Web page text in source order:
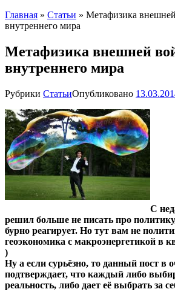
Главная » Статьи » Метафизика
внутреннего мира
Метафизика внешней
внутреннего мира
Рубрики СтатьиОпубликовано
С
решил больше не писать про
бурно реагирует. Но тут вам не
геоэкономика с макроэнергетикой в
)
Ну а если сурьёзно, то данный пост в
подтверждает, что каждый либо
реальность, либо дает её выбрать за